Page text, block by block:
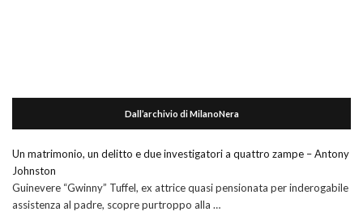
Dall’archivio di MilanoNera
Un matrimonio, un delitto e due investigatori a quattro zampe – Antony
Johnston
Guinevere “Gwinny” Tuffel, ex attrice quasi pensionata per inderogabile
assistenza al padre, scopre purtroppo alla …